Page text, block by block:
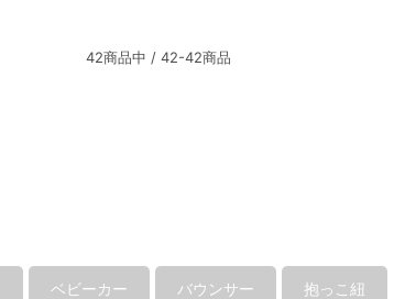
42商品中 / 42-42商品
ベビーカー バウンサー 抱っこ紐